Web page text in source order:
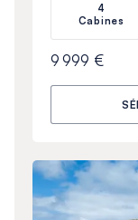
4
Cabines
9 999 €